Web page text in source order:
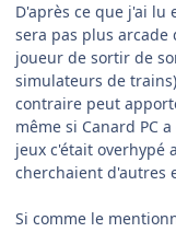
D'après ce que j'ai lu
sera pas plus arcade
joueur de sortir de
simulateurs de
contraire peut
même si Canard PC
jeux c'était overhypé
cherchaient d'autres
Si comme le